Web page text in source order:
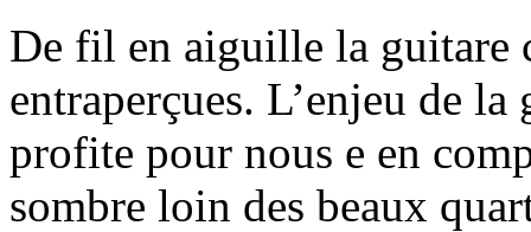
De fil en aiguille la guitare
entraperçues. L’enjeu de
profite pour nous e en
sombre loin des beaux